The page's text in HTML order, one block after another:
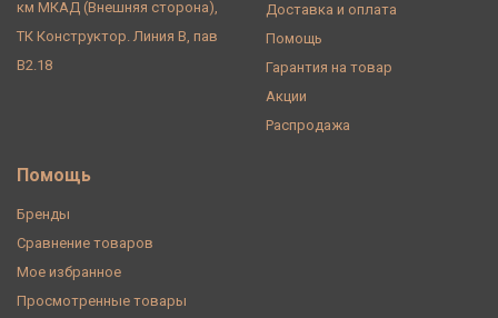
км МКАД (Внешняя сторона),
ТК Конструктор. Линия В, пав
В2.18
Доставка и оплата
Помощь
Гарантия на товар
Акции
Распродажа
Помощь
Бренды
Сравнение товаров
Мое избранное
Просмотренные товары